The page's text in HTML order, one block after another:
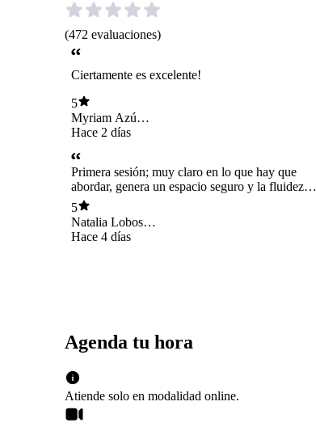
(472 evaluaciones)
Ciertamente es excelente!
5
Myriam Azú
Pommier
Hace 2 días
Primera sesión; muy claro en lo que hay que
abordar, genera un espacio seguro y la fluidez
de la conversación fue optima a mi juicio.
5
Natalia Lobos
Suarez
Hace 4 días
Agenda tu hora
Atiende solo en modalidad online.